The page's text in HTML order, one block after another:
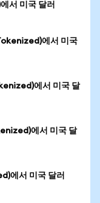
서 미국 달러
에서 미국
에서 미국 달
에서 미국 달
에서 미국 달러